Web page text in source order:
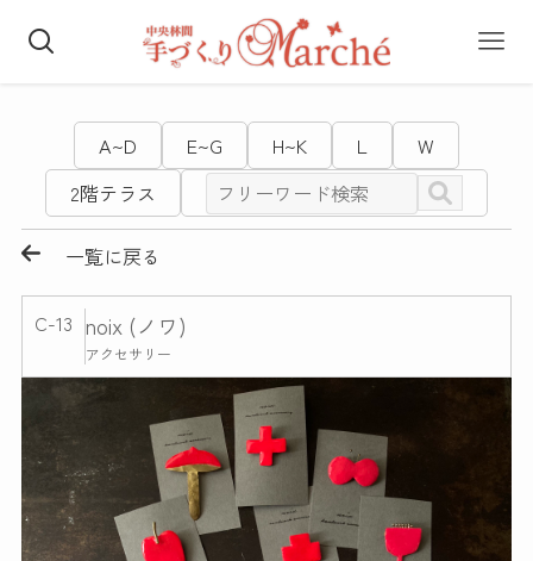
A~D E~G H~K L
W
2階テラス
一覧に戻る
C-13 noix (ノワ)
アクセサリー